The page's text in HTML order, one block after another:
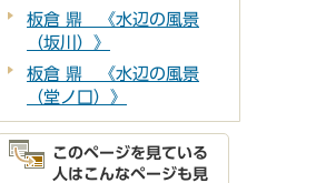
板倉 鼎 《水辺の風景
（坂川）》
板倉 鼎 《水辺の風景
（堂ノ口）》
このページを見ている
人はこんなページも見